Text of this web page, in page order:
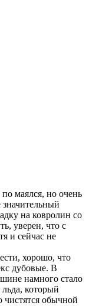
маялся, но очень
на ковролин со
уверен, что с
и сейчас не
хорошо, что
дубовые. В
намного стало
который
чистятся обычной